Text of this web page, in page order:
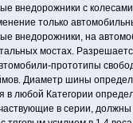
внедорожники с
только
внедорожники, на
мостах.
прототипы
Диаметр шины
в любой Категории
в серии,